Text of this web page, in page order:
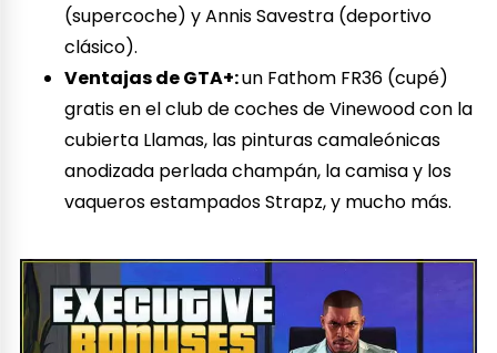
(supercoche) y Annis Savestra (deportivo
clásico).
Ventajas de GTA+:un Fathom FR36 (cupé)
gratis en el club de coches de Vinewood con la
cubierta Llamas, las pinturas camaleónicas
anodizada perlada champán, la camisa y los
vaqueros estampados Strapz, y mucho más.